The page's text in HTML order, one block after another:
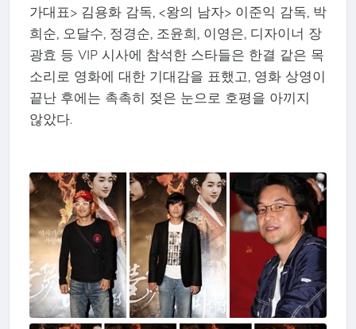
가대표> 김용화 감독, <왕의 남자> 이준익 감독, 박
희순, 오달수, 정경순, 조윤희, 이영은, 디자이너 장
광효 등 VIP 시사에 참석한 스타들은 한결 같은 목
소리로 영화에 대한 기대감을 표했고, 영화 상영이
끝난 후에는 촉촉히 젖은 눈으로 호평을 아끼지
않았다.